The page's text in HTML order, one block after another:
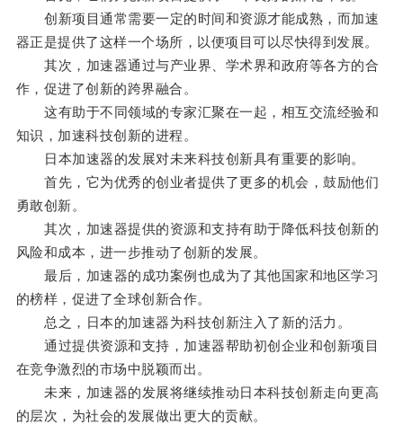
创新项目通常需要一定的时间和资源才能成熟，而加速
器正是提供了这样一个场所，以便项目可以尽快得到发展。
其次，加速器通过与产业界、学术界和政府等各方的合
作，促进了创新的跨界融合。
这有助于不同领域的专家汇聚在一起，相互交流经验和
知识，加速科技创新的进程。
日本加速器的发展对未来科技创新具有重要的影响。
首先，它为优秀的创业者提供了更多的机会，鼓励他们
勇敢创新。
其次，加速器提供的资源和支持有助于降低科技创新的
风险和成本，进一步推动了创新的发展。
最后，加速器的成功案例也成为了其他国家和地区学习
的榜样，促进了全球创新合作。
总之，日本的加速器为科技创新注入了新的活力。
通过提供资源和支持，加速器帮助初创企业和创新项目
在竞争激烈的市场中脱颖而出。
未来，加速器的发展将继续推动日本科技创新走向更高
的层次，为社会的发展做出更大的贡献。